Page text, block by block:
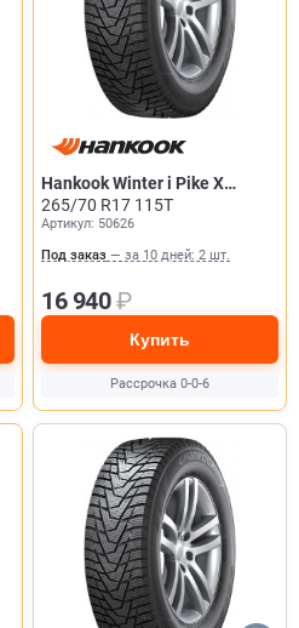
Hankook Winter i Pike X
W429A
265/70 R17 115T
Артикул: 50626
Под заказ — за 10 дней: 2 шт.
16 940₽
Купить
Рассрочка 0-0-6